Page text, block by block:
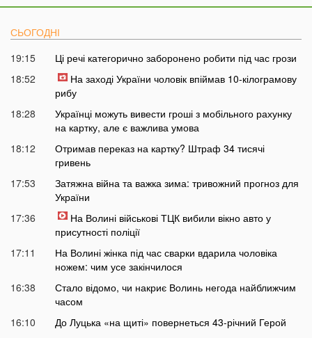
СЬОГОДНІ
19:15
Ці речі категорично заборонено робити під час грози
18:52
На заході України чоловік впіймав 10-кілограмову
рибу
18:28
Українці можуть вивести гроші з мобільного рахунку
на картку, але є важлива умова
18:12
Отримав переказ на картку? Штраф 34 тисячі
гривень
17:53
Затяжна війна та важка зима: тривожний прогноз для
України
17:36
На Волині військові ТЦК вибили вікно авто у
присутності поліції
17:11
На Волині жінка під час сварки вдарила чоловіка
ножем: чим усе закінчилося
16:38
Стало відомо, чи накриє Волинь негода найближчим
часом
16:10
До Луцька «на щиті» повернеться 43-річний Герой